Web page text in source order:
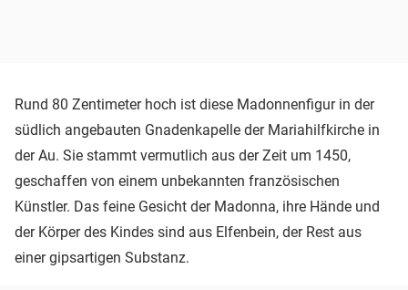
Rund 80 Zentimeter hoch ist diese Madonnenfigur in der
südlich angebauten Gnadenkapelle der Mariahilfkirche in
der Au. Sie stammt vermutlich aus der Zeit um 1450,
geschaffen von einem unbekannten französischen
Künstler. Das feine Gesicht der Madonna, ihre Hände und
der Körper des Kindes sind aus Elfenbein, der Rest aus
einer gipsartigen Substanz.